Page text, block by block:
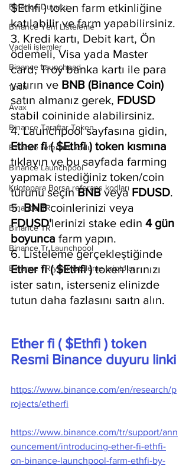
Binance Duyuru
Binance Yeni Listeleme
Vadeli işlemler
Binance Launchpad
1inch
Avax
Binance Taraftar Token
Binance referans kodu
Binance Launchpool
Kriptopara Borsa referans kodları
Binance TR
Binance TR
Binance Tr Launchpool
Binance TR yeni listeleme kriptolar
$Ethfi ) token farm etkinliğine
katılabilir ve farm yapabilirsiniz.
3. Kredi kartı, Debit kart, Ön
ödemeli, Visa yada Master
card, Troy banka kartı ile para
yatırın ve BNB (Binance Coin)
satın almanız gerek, FDUSD
stabil coininide alabilirsiniz.
4. Launchpool sayfasına gidin,
Ether fi ( $Ethfi ) token kısmına
tıklayın ve bu sayfada farming
yapmak istediğiniz token/coin
türünü seçin BNB veya FDUSD.
5. BNB coinlerinizi veya
FDUSD'lerinizi stake edin 4 gün
boyunca farm yapın.
6. Listeleme gerçekleştiğinde
Ether fi ( $Ethfi ) token'larınızı
ister satın, isterseniz elinizde
tutun daha fazlasını saıtn alın.
Ether fi ( $Ethfi ) token
Resmi Binance duyuru linki
https://www.binance.com/en/research/p
rojects/etherfi
https://www.binance.com/tr/support/ann
ouncement/introducing-ether-fi-ethfi-
on-binance-launchpool-farm-ethfi-by-